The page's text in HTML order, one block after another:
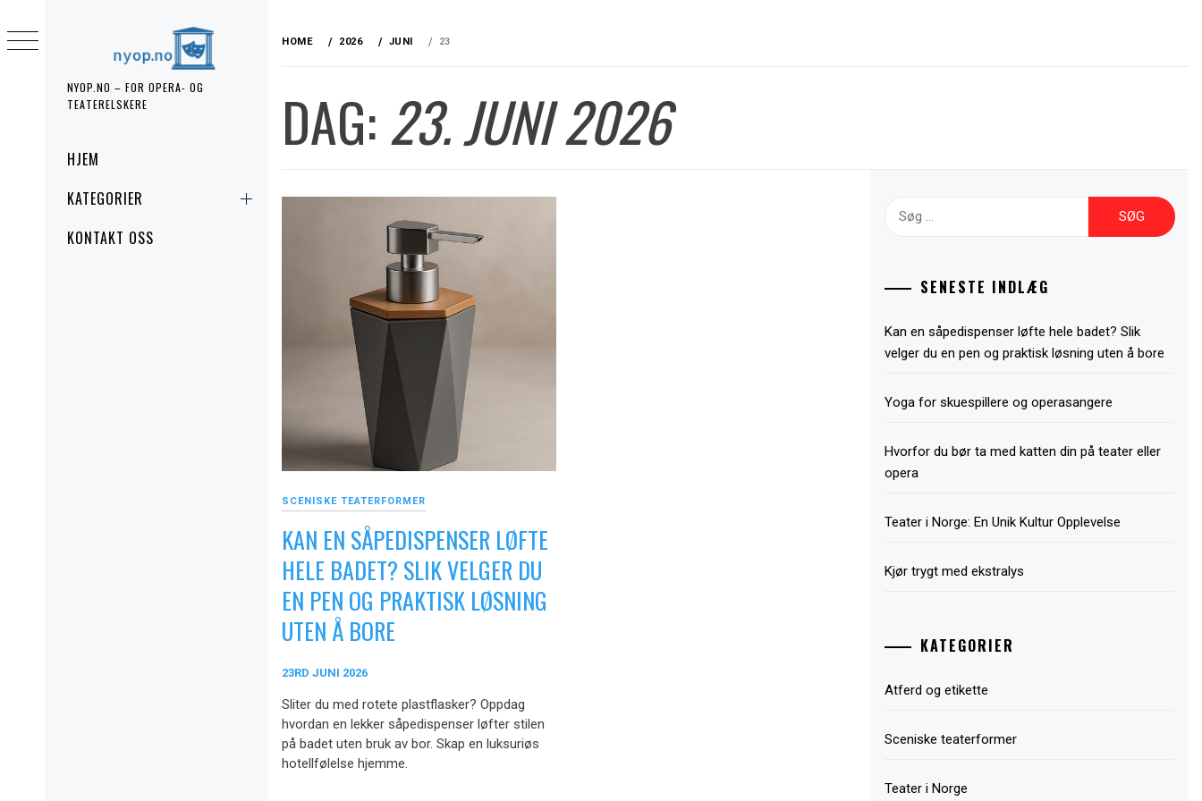
NYOP.NO – FOR OPERA- OG
TEATERELSKERE
MenuHJEM
KATEGORIER
KONTAKT OSS
to
content
HOME 2026 JUNI 23
DAG:23. JUNI 2026
SCENISKE TEATERFORMER
KAN EN SÅPEDISPENSER LØFTE
HELE BADET? SLIK VELGER DU
EN PEN OG PRAKTISK LØSNING
UTEN Å BORE
23RD JUNI 2026
Sliter du med rotete plastflasker? Oppdag
hvordan en lekker såpedispenser løfter stilen
på badet uten bruk av bor. Skap en luksuriøs
hotellfølelse hjemme.
efter:
SENESTE INDLÆG
Kan en såpedispenser løfte hele badet? Slik
velger du en pen og praktisk løsning uten å bore
Yoga for skuespillere og operasangere
Hvorfor du bør ta med katten din på teater eller
opera
Teater i Norge: En Unik Kultur Opplevelse
Kjør trygt med ekstralys
KATEGORIER
Atferd og etikette
Sceniske teaterformer
Teater i Norge